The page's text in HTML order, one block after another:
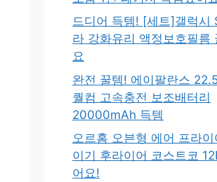
드디어 득템! [세트]갤럭시
라 강화유리 액정보호필름
요
완전 꿀템! 에이팔란스
퀄컴 고속충전 보조배터리
20000mAh 득템
오르홈 오븐형 에어 프라
이기 후라이어 코스트코
어요!